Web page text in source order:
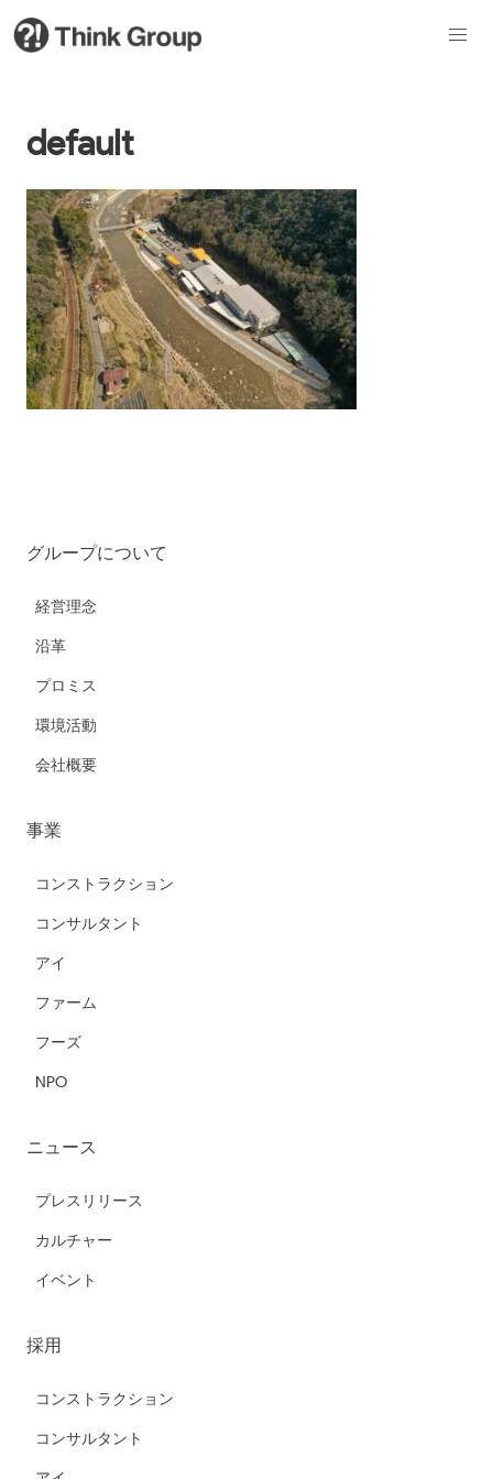
default
グループについて
経営理念
沿革
プロミス
環境活動
会社概要
事業
コンストラクション
コンサルタント
アイ
ファーム
フーズ
NPO
ニュース
プレスリリース
カルチャー
イベント
採用
コンストラクション
コンサルタント